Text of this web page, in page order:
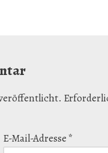
E-Mail-Adresse *